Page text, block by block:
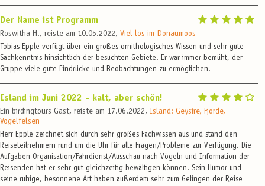
Der Name ist Programm
Roswitha H., reiste am 10.05.2022, Viel los im Donaumoos
Tobias Epple verfügt über ein großes ornithologisches Wissen und sehr gute
Sachkenntnis hinsichtlich der besuchten Gebiete. Er war immer bemüht, der
Gruppe viele gute Eindrücke und Beobachtungen zu ermöglichen.
Island im Juni 2022 - kalt, aber schön!
Ein birdingtours Gast, reiste am 17.06.2022, Island: Geysire, Fjorde,
Vogelfelsen
Herr Epple zeichnet sich durch sehr großes Fachwissen aus und stand den
Reiseteilnehmern rund um die Uhr für alle Fragen/Probleme zur Verfügung. Die
Aufgaben Organisation/Fahrdienst/Ausschau nach Vögeln und Information der
Reisenden hat er sehr gut gleichzeitig bewältigen können. Sein Humor und
seine ruhige, besonnene Art haben außerdem sehr zum Gelingen der Reise